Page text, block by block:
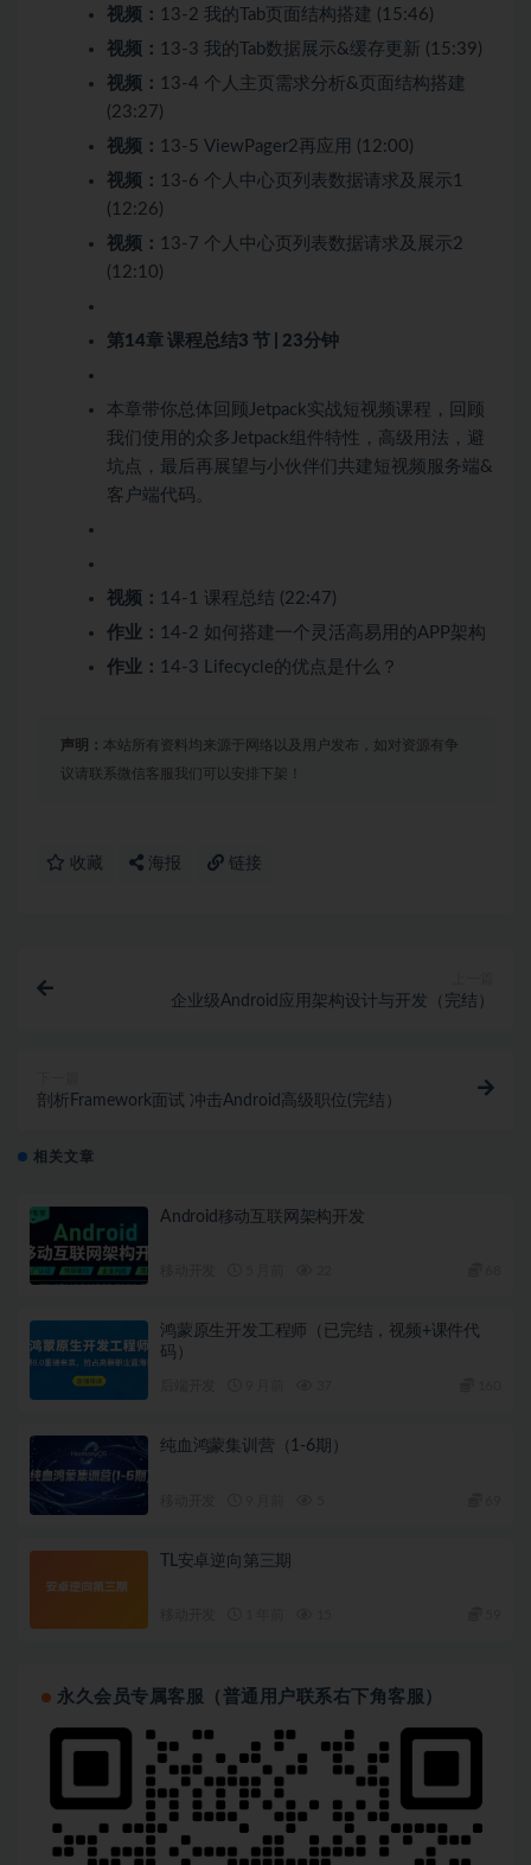
视频： 13-2 我的Tab页面结构搭建 (15:46)
视频： 13-3 我的Tab数据展示&缓存更新 (15:39)
视频： 13-4 个人主页需求分析&页面结构搭建
(23:27)
视频： 13-5 ViewPager2再应用 (12:00)
视频： 13-6 个人中心页列表数据请求及展示1
(12:26)
视频： 13-7 个人中心页列表数据请求及展示2
(12:10)
第14章 课程总结3 节 | 23分钟
本章带你总体回顾Jetpack实战短视频课程，回顾
我们使用的众多Jetpack组件特性，高级用法，避
坑点，最后再展望与小伙伴们共建短视频服务端&
客户端代码。
视频： 14-1 课程总结 (22:47)
作业： 14-2 如何搭建一个灵活高易用的APP架构
作业： 14-3 Lifecycle的优点是什么？
声明： 本站所有资料均来源于网络以及用户发布，如对资源有争
议请联系微信客服我们可以安排下架！
收藏 海报 链接
企业级Android应用架构设计与开发（完结）
剖析Framework面试 冲击Android高级职位(完结）
相关文章
Android移动互联网架构开发
鸿蒙原生开发工程师（已完结，视频+课件代
码）
纯血鸿蒙集训营（1-6期）
TL安卓逆向第三期
永久会员专属客服（普通用户联系右下角客服）